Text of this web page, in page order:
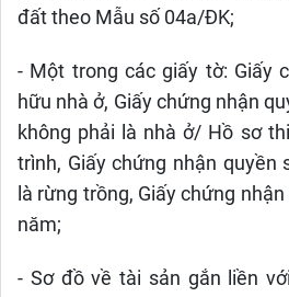
đất theo Mẫu số 04a/ĐK;
- Một trong các giấy tờ: Giấy
hữu nhà ở, Giấy chứng nhận
không phải là nhà ở/ Hồ sơ
trình, Giấy chứng nhận quyền
là rừng trồng, Giấy chứng
năm;
- Sơ đồ về tài sản gắn liền